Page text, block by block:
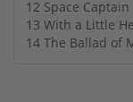
12 Space Captain
13 With a Little
14 The Ballad of